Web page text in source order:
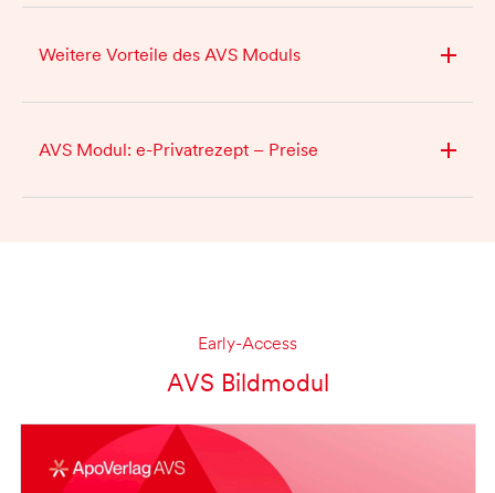
Weitere Vorteile des AVS Moduls
AVS Modul: e-Privatrezept – Preise
AVS Bildmodul
Early-Access